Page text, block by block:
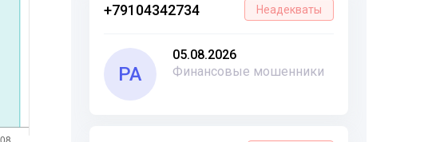
+79104342734 Неадекваты
РА
05.08.2026
Финансовые мошенники